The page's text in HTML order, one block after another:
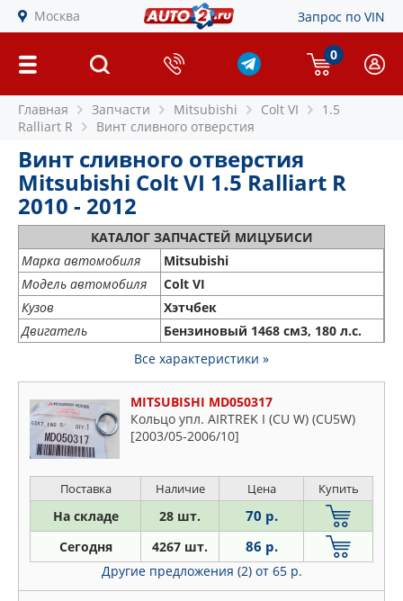
Москва Запрос по VIN
0
Главная Запчасти Mitsubishi Colt VI
1.5
Ralliart R
Винт сливного отверстия
Винт сливного отверстия
Mitsubishi Colt VI 1.5 Ralliart R
2010 - 2012
КАТАЛОГ ЗАПЧАСТЕЙ МИЦУБИСИ
Марка автомобиля
Mitsubishi
Модель автомобиля
Colt VI
Кузов
Хэтчбек
Двигатель
Бензиновый 1468 см3, 180 л.с.
Все характеристики »
MITSUBISHI MD050317
Кольцо упл. AIRTREK I (CU W) (CU5W)
[2003/05-2006/10]
Поставка Наличие Цена Купить
На складе 28 шт. 70 р.
Сегодня 4267 шт. 86 р.
Другие предложения (2) от 65 р.